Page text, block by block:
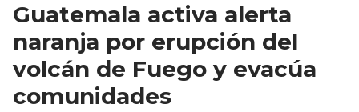
Guatemala activa alerta
naranja por erupción del
volcán de Fuego y evacúa
comunidades